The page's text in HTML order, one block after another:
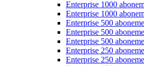
Enterprise 1000
Enterprise 1000
Enterprise 500
Enterprise 500
Enterprise 500
Enterprise 250
Enterprise 250